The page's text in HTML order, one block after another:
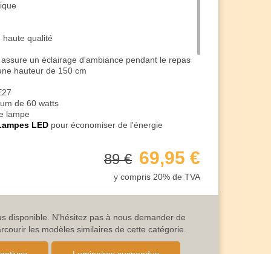
haute qualité
un éclairage d'ambiance pendant le repas
hauteur de 150 cm
de 60 watts
lampe
LED pour économiser de l'énergie
est de 230V / 50 Hz (raccordement électrique
pas à nous contacter à tout moment
de quantité pour un plus grand nombre
89 € 69,95 €
y compris 20% de TVA
disponible. N'hésitez pas à nous demander de
les modèles similaires de cette catégorie.